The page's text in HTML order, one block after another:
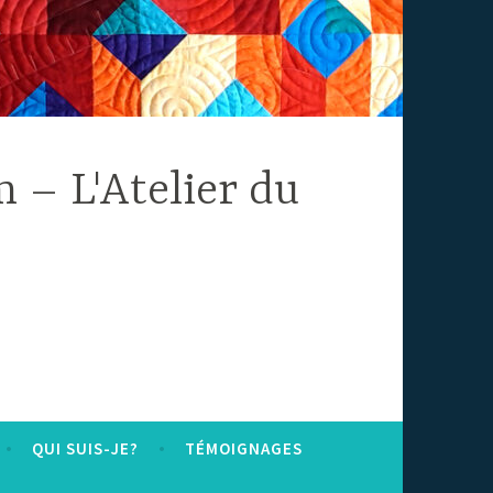
– L'Atelier du
QUI SUIS-JE? TÉMOIGNAGES